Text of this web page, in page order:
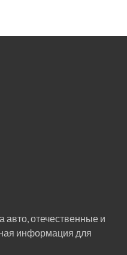
отечественные и
информация для